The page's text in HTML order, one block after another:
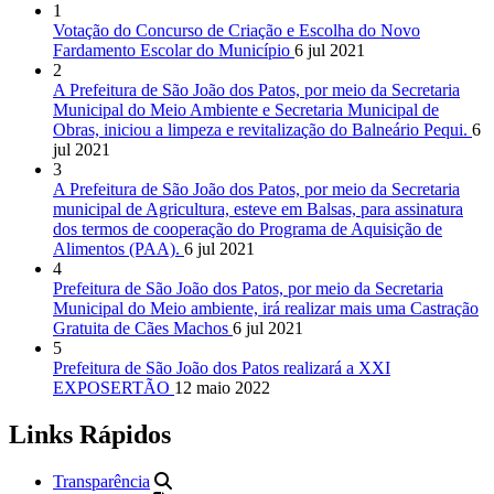
1
Votação do Concurso de Criação e Escolha do Novo
Fardamento Escolar do Município 6 jul 2021
2
A Prefeitura de São João dos Patos, por meio da Secretaria
Municipal do Meio Ambiente e Secretaria Municipal de
Obras, iniciou a limpeza e revitalização do Balneário Pequi. 6
jul 2021
3
A Prefeitura de São João dos Patos, por meio da Secretaria
municipal de Agricultura, esteve em Balsas, para assinatura
dos termos de cooperação do Programa de Aquisição de
Alimentos (PAA). 6 jul 2021
4
Prefeitura de São João dos Patos, por meio da Secretaria
Municipal do Meio ambiente, irá realizar mais uma Castração
Gratuita de Cães Machos 6 jul 2021
5
Prefeitura de São João dos Patos realizará a XXI
EXPOSERTÃO 12 maio 2022
Links Rápidos
Transparência